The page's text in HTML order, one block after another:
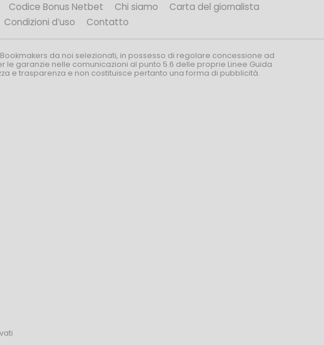
Codice Bonus Netbet Chi siamo
Carta del giornalista
Condizioni d’uso Contatto
da noi selezionati, in possesso di regolare concessione ad
le garanzie nelle comunicazioni al punto 5.6 delle proprie Linee Guida
e trasparenza e non costituisce pertanto una forma di pubblicità.